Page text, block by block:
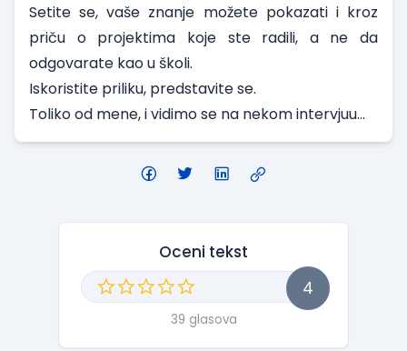
Setite se, vaše znanje možete pokazati i kroz
priču o projektima koje ste radili, a ne da
odgovarate kao u školi.
Iskoristite priliku, predstavite se.
Toliko od mene, i vidimo se na nekom intervjuu…
Oceni tekst
4
39 glasova